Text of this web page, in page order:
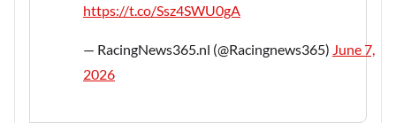
https://t.co/Ssz4SWU0gA
— RacingNews365.nl (@Racingnews365) June 7,
2026